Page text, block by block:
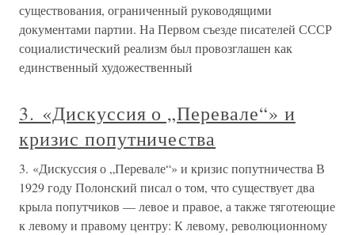
существования, ограниченный руководящими
документами партии. На Первом съезде писателей СССР
социалистический реализм был провозглашен как
единственный художественный
3. «Дискуссия о „Перевале“» и
кризис попутничества
3. «Дискуссия о „Перевале“» и кризис попутничества В
1929 году Полонский писал о том, что существует два
крыла попутчиков — левое и правое, а также тяготеющие
к левому и правому центру: К левому, революционному